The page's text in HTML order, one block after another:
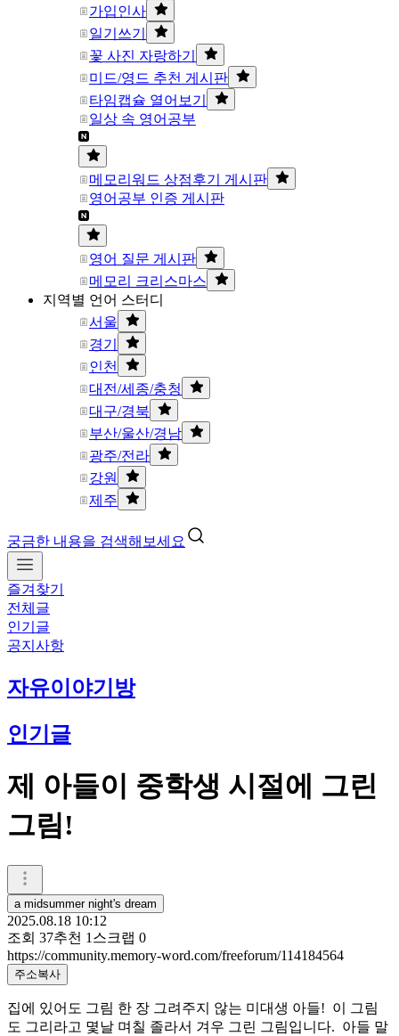
가입인사
일기쓰기
꽃 사진 자랑하기
미드/영드 추천 게시판
타임캡슐 열어보기
일상 속 영어공부
메모리워드 상점후기 게시판
영어공부 인증 게시판
영어 질문 게시판
메모리 크리스마스
지역별 언어 스터디
서울
경기
인천
대전/세종/충청
대구/경북
부산/울산/경남
광주/전라
강원
제주
궁금한 내용을 검색해보세요
즐겨찾기
전체글
인기글
공지사항
자유이야기방
인기글
제 아들이 중학생 시절에 그린
그림!
a midsummer night's dream
2025.08.18 10:12
조회 37추천 1 스크랩 0
https://community.memory-word.com/freeforum/114184564
주소복사
집에 있어도 그림 한 장 그려주지 않는 미대생 아들! 이 그림
도 그리라고 몇날 며칠 졸라서 겨우 그린 그림입니다. 아들 말